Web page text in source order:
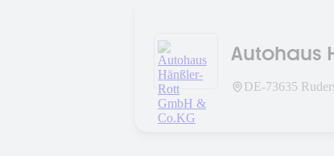
Autohaus
DE-73635